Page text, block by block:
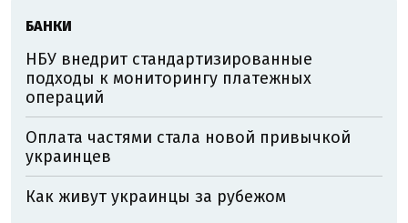
БАНКИ
НБУ внедрит стандартизированные
подходы к мониторингу платежных
операций
Оплата частями стала новой привычкой
украинцев
Как живут украинцы за рубежом